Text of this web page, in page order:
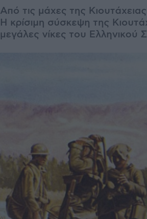
Από τις μάχες της
Η κρίσιμη σύσκεψη της
μεγάλες νίκες του Ελληνικού